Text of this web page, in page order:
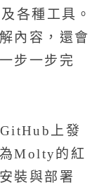
各種工具。
內容，還會
步一步完
上發
Molty的紅
裝與部署